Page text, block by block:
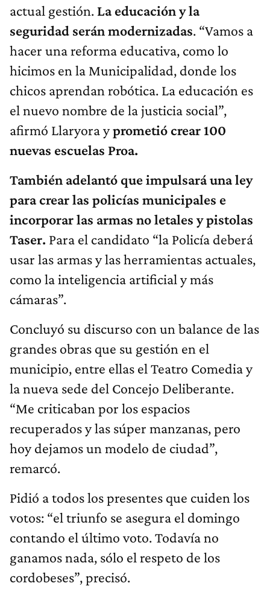
actual gestión. La educación y la
seguridad serán modernizadas. “Vamos a
hacer una reforma educativa, como lo
hicimos en la Municipalidad, donde los
chicos aprendan robótica. La educación es
el nuevo nombre de la justicia social”,
afirmó Llaryora yprometió crear 100
nuevas escuelas Proa.
También adelantó que impulsará una ley
para crear las policías municipales e
incorporar las armas no letales y pistolas
Taser. Para el candidato “la Policía deberá
usar las armas y las herramientas actuales,
como la inteligencia artificial y más
cámaras”.
Concluyó su discurso con un balance de las
grandes obras que su gestión en el
municipio, entre ellas el Teatro Comedia y
la nueva sede del Concejo Deliberante.
“Me criticaban por los espacios
recuperados y las súper manzanas, pero
hoy dejamos un modelo de ciudad”,
remarcó.
Pidió a todos los presentes que cuiden los
votos: “el triunfo se asegura el domingo
contando el último voto. Todavía no
ganamos nada, sólo el respeto de los
cordobeses”, precisó.